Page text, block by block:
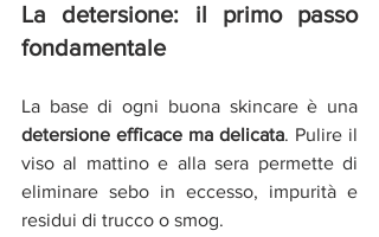
La detersione: il primo passo
fondamentale
detersione efficace ma delicata. Pulire il
viso al mattino e alla sera permette di
eliminare sebo in eccesso, impurità e
residui di trucco o smog.